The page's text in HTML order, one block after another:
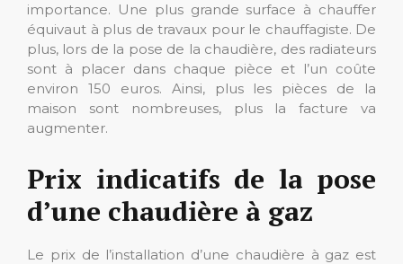
importance. Une plus grande surface à chauffer
équivaut à plus de travaux pour le chauffagiste. De
plus, lors de la pose de la chaudière, des radiateurs
sont à placer dans chaque pièce et l’un coûte
environ 150 euros. Ainsi, plus les pièces de la
maison sont nombreuses, plus la facture va
augmenter.
Prix indicatifs de la pose
d’une chaudière à gaz
Le prix de l’installation d’une chaudière à gaz est